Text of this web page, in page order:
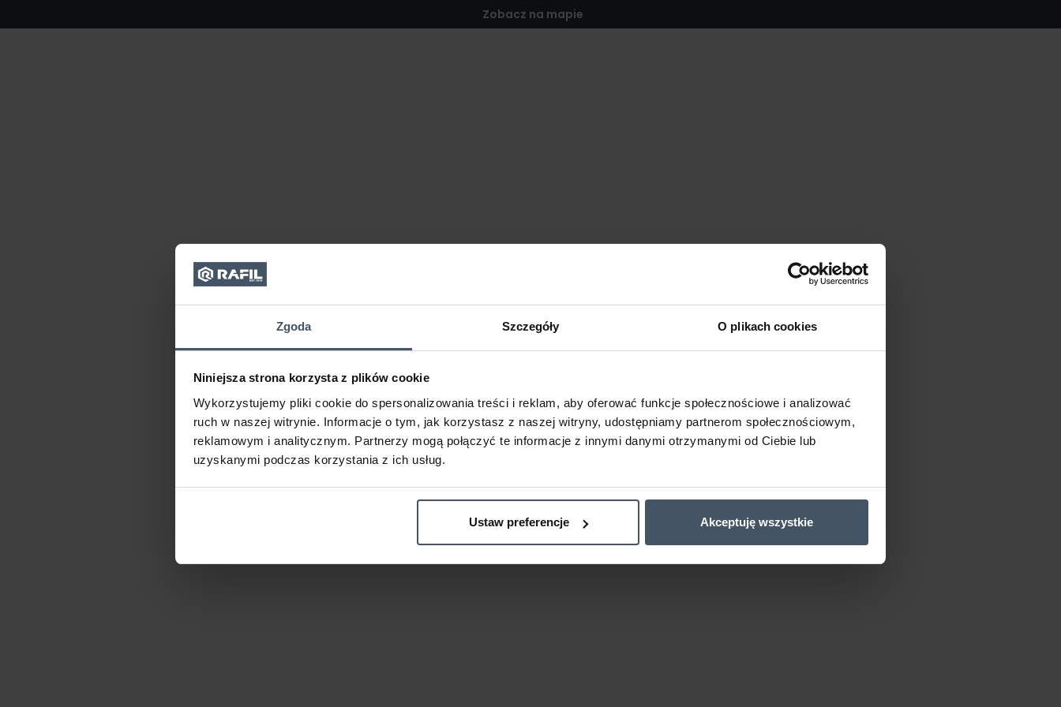
Zgoda Szczegóły O plikach cookies
Niniejsza strona korzysta z plików cookie
Wykorzystujemy pliki cookie do spersonalizowania treści i reklam, aby oferować funkcje społecznościowe i analizować
ruch w naszej witrynie. Informacje o tym, jak korzystasz z naszej witryny, udostępniamy partnerom społecznościowym,
reklamowym i analitycznym. Partnerzy mogą połączyć te informacje z innymi danymi otrzymanymi od Ciebie lub
uzyskanymi podczas korzystania z ich usług.
Ustaw preferencje Akceptuję wszystkie
Zobacz na mapie